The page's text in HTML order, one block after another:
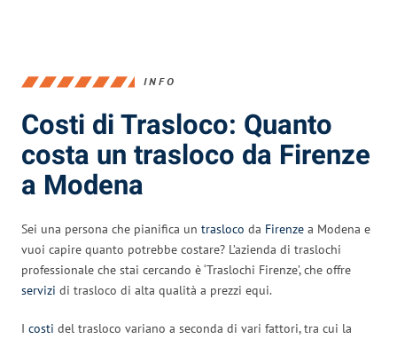
INFO
Costi di Trasloco: Quanto
costa un trasloco da Firenze
a Modena
Sei una persona che pianifica un trasloco da Firenze a Modena e
vuoi capire quanto potrebbe costare? L’azienda di traslochi
professionale che stai cercando è ‘Traslochi Firenze’, che offre
servizi di trasloco di alta qualità a prezzi equi.
I costi del trasloco variano a seconda di vari fattori, tra cui la